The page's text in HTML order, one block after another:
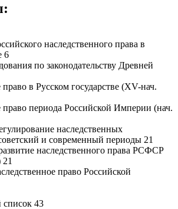
наследственного права в
6
по законодательству Древней
в Русском государстве (XV-нач.
право периода Российской Империи (нач.
наследственных
и современный периоды 21
наследственного права РСФСР
право Российской
список 43